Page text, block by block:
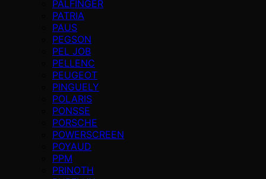
PALFINGER
PATRIA
PAUS
PEGSON
PEL JOB
PELLENC
PEUGEOT
PINGUELY
POLARIS
PONSSE
PORSCHE
POWERSCREEN
POYAUD
PPM
PRINOTH